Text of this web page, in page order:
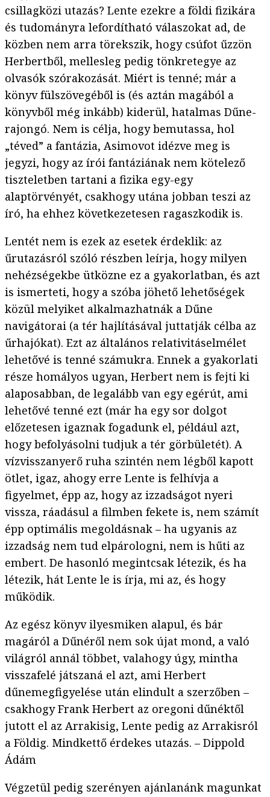
csillagközi utazás? Lente ezekre a földi fizikára
és tudományra lefordítható válaszokat ad, de
közben nem arra törekszik, hogy csúfot űzzön
Herbertből, mellesleg pedig tönkretegye az
olvasók szórakozását. Miért is tenné; már a
könyv fülszövegéből is (és aztán magából a
könyvből még inkább) kiderül, hatalmas Dűne-
rajongó. Nem is célja, hogy bemutassa, hol
„téved” a fantázia, Asimovot idézve meg is
jegyzi, hogy az írói fantáziának nem kötelező
tiszteletben tartani a fizika egy-egy
alaptörvényét, csakhogy utána jobban teszi az
író, ha ehhez következetesen ragaszkodik is.
Lentét nem is ezek az esetek érdeklik: az
űrutazásról szóló részben leírja, hogy milyen
nehézségekbe ütközne ez a gyakorlatban, és azt
is ismerteti, hogy a szóba jöhető lehetőségek
közül melyiket alkalmazhatnák a Dűne
navigátorai (a tér hajlításával juttatják célba az
űrhajókat). Ezt az általános relativitáselmélet
lehetővé is tenné számukra. Ennek a gyakorlati
része homályos ugyan, Herbert nem is fejti ki
alaposabban, de legalább van egy egérút, ami
lehetővé tenné ezt (már ha egy sor dolgot
előzetesen igaznak fogadunk el, például azt,
hogy befolyásolni tudjuk a tér görbületét). A
vízvisszanyerő ruha szintén nem légből kapott
ötlet, igaz, ahogy erre Lente is felhívja a
figyelmet, épp az, hogy az izzadságot nyeri
vissza, ráadásul a filmben fekete is, nem számít
épp optimális megoldásnak – ha ugyanis az
izzadság nem tud elpárologni, nem is hűti az
embert. De hasonló megintcsak létezik, és ha
létezik, hát Lente le is írja, mi az, és hogy
működik.
Az egész könyv ilyesmiken alapul, és bár
magáról a Dűnéről nem sok újat mond, a való
világról annál többet, valahogy úgy, mintha
visszafelé játszaná el azt, ami Herbert
dűnemegfigyelése után elindult a szerzőben –
csakhogy Frank Herbert az oregoni dűnéktől
jutott el az Arrakisig, Lente pedig az Arrakisról
a Földig. Mindkettő érdekes utazás. – Dippold
Ádám
Végzetül pedig szerényen ajánlanánk magunkat